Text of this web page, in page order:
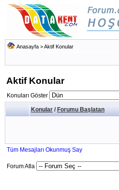
Anasayfa >Aktif Konular
Aktif Konular
Konuları Göster
Konular / Forumu Başlatan
Tüm Mesajları Okunmuş Say
Forum Atla